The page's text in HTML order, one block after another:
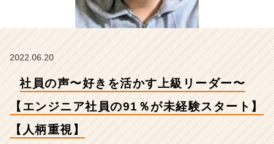
験
ス
タ
柄
重
視】
2022.06.20
社員の声〜好きを活かす上級リーダー〜
【エンジニア社員の91％が未経験スタート】
【人柄重視】